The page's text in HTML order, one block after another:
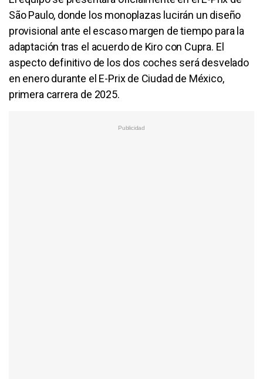
São Paulo, donde los monoplazas lucirán un diseño
provisional ante el escaso margen de tiempo para la
adaptación tras el acuerdo de Kiro con Cupra. El
aspecto definitivo de los dos coches será desvelado
en enero durante el E-Prix de Ciudad de México,
primera carrera de 2025.